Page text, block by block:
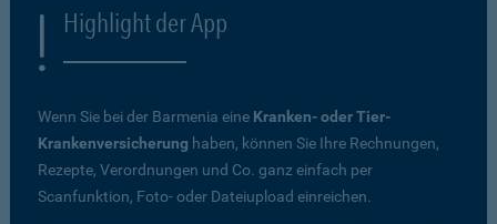
Highlight der App
Wenn Sie bei der Barmenia eine Kranken- oder Tier-
Krankenversicherung haben, können Sie Ihre Rechnungen,
Rezepte, Verordnungen und Co. ganz einfach per
Scanfunktion, Foto- oder Dateiupload einreichen.